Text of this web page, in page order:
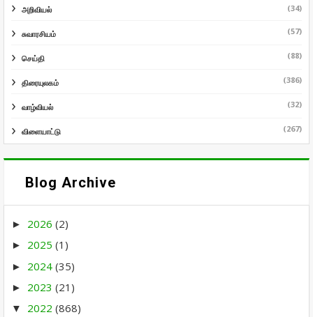
அறிவியல் (34)
சுவாரசியம் (57)
செய்தி (88)
திரையுலகம் (386)
வாழ்வியல் (32)
விளையாட்டு (267)
Blog Archive
► 2026 (2)
► 2025 (1)
► 2024 (35)
► 2023 (21)
▼ 2022 (868)